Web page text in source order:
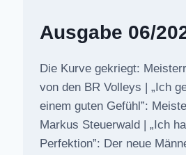
Ausgabe 06/
Die Kurve gekriegt:
von den BR Volleys | „Ich
einem guten Gefühl”:
Markus Steuerwald | „Ich
Perfektion”: Der neue